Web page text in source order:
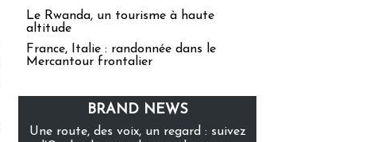
Le Rwanda, un tourisme à haute
altitude
France, Italie : randonnée dans le
Mercantour frontalier
BRAND NEWS
Une route, des voix, un regard : suivez